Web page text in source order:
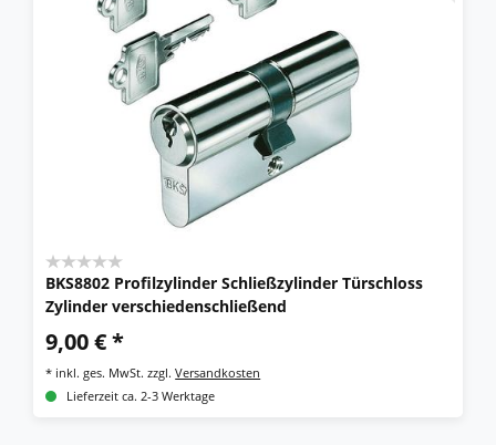
BKS8802 Profilzylinder Schließzylinder Türschloss
Zylinder verschiedenschließend
9,00 € *
* inkl. ges. MwSt. zzgl.Versandkosten
Lieferzeit ca. 2-3 Werktage